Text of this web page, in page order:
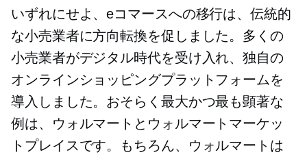
いずれにせよ、eコマースへの移行は、伝統的
な小売業者に方向転換を促しました。多くの
小売業者がデジタル時代を受け入れ、独自の
オンラインショッピングプラットフォームを
導入しました。おそらく最大かつ最も顕著な
例は、ウォルマートとウォルマートマーケッ
トプレイスです。もちろん、ウォルマートは